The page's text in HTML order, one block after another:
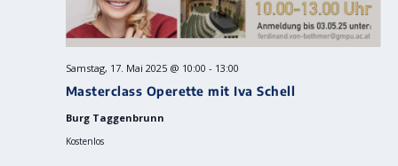
Masterclass Operette mit Iva Schell
Samstag, 17. Mai 2025 @ 10:00 - 13:00
Burg Taggenbrunn
Kostenlos